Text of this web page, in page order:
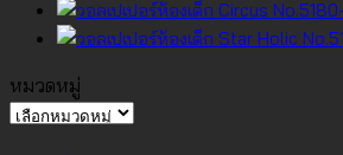
Star
Holic
No.5181-
1
หมวดหมู่
หมวด